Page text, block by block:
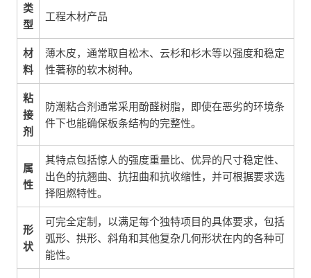
类
型
工程木材产品
材
料
薄木皮，通常取自松木、云杉和杉木等以强度和稳定
性著称的软木树种。
粘
接
剂
防潮粘合剂通常采用酚醛树脂，即使在恶劣的环境条
件下也能确保板条结构的完整性。
属
性
其特点包括惊人的强度重量比、优异的尺寸稳定性、
出色的抗翘曲、抗扭曲和抗收缩性，并可根据要求选
择阻燃特性。
形
状
可完全定制，以满足每个独特项目的具体要求，包括
弧形、拱形、斜角和其他复杂几何形状在内的各种可
能性。